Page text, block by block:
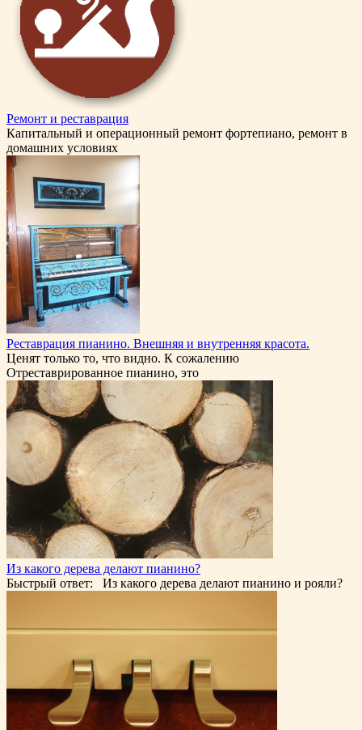
Ремонт и реставрация
Капитальный и операционный ремонт фортепиано, ремонт в
домашних условиях
Реставрация пианино. Внешняя и внутренняя красота.
Ценят только то, что видно. К сожалению
Отреставрированное пианино, это
Из какого дерева делают пианино?
Быстрый ответ: Из какого дерева делают пианино и рояли?